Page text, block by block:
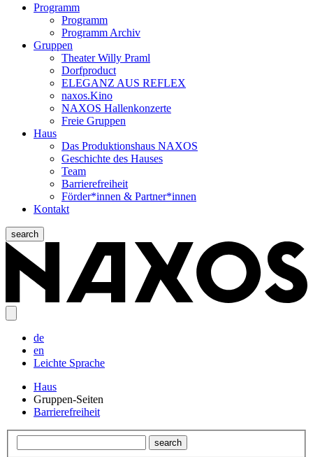
Programm
Programm
Programm Archiv
Gruppen
Theater Willy Praml
Dorfproduct
ELEGANZ AUS REFLEX
naxos.Kino
NAXOS Hallenkonzerte
Freie Gruppen
Haus
Das Produktionshaus NAXOS
Geschichte des Hauses
Team
Barrierefreiheit
Förder*innen & Partner*innen
Kontakt
search
de
en
Leichte Sprache
Haus
Gruppen-Seiten
Barrierefreiheit
search